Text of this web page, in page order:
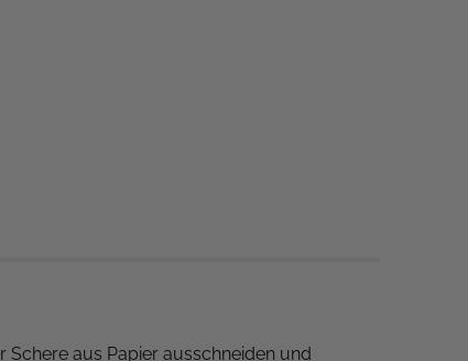
aus Papier ausschneiden und